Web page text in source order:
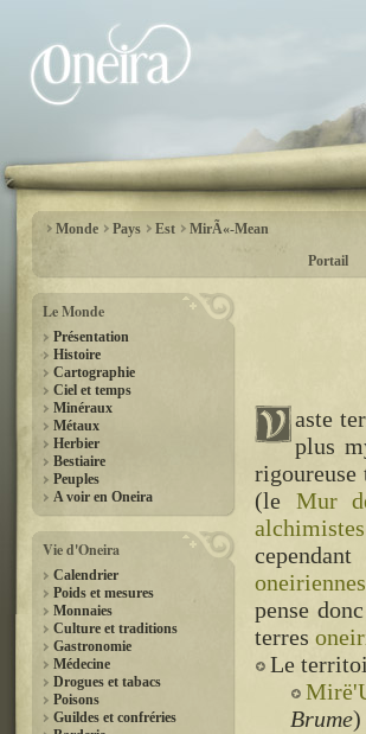
Monde Pays Est
MirÃ«-Mean
Portail
Le Monde
Présentation
Histoire
Cartographie
Ciel et temps
Minéraux
Métaux
Herbier
Bestiaire
Peuples
A voir en Oneira
Vie d'Oneira
Calendrier
Poids et mesures
Monnaies
Culture et traditions
Gastronomie
Médecine
Drogues et tabacs
Poisons
Guildes et confréries
aste
plus
rigoureuse
(le Mur
alchimistes
oneiriennes
pense
terres
Le
Brume)